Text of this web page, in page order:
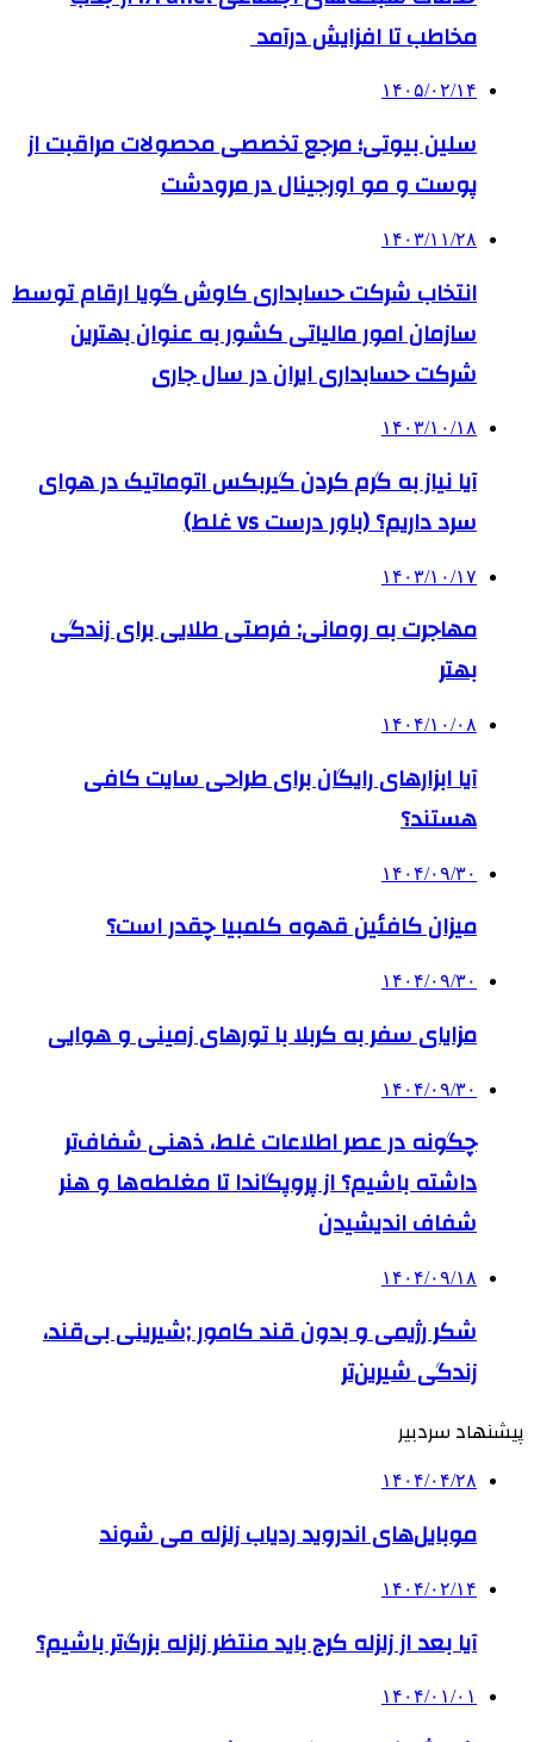
مخاطب تا افزایش درآمد
۱۴۰۵/۰۲/۱۴
سلین بیوتی؛ مرجع تخصصی محصولات مراقبت از
پوست و مو اورجینال در مرودشت
۱۴۰۳/۱۱/۲۸
انتخاب شرکت حسابداری کاوش گویا ارقام توسط
سازمان امور مالیاتی کشور به عنوان بهترین
شرکت حسابداری ایران در سال جاری
۱۴۰۳/۱۰/۱۸
آیا نیاز به گرم کردن گیربکس اتوماتیک در هوای
سرد داریم؟ (باور درست vs غلط)
۱۴۰۳/۱۰/۱۷
مهاجرت به رومانی: فرصتی طلایی برای زندگی
بهتر
۱۴۰۴/۱۰/۰۸
آیا ابزارهای رایگان برای طراحی سایت کافی
هستند؟
۱۴۰۴/۰۹/۳۰
میزان کافئین قهوه کلمبیا چقدر است؟
۱۴۰۴/۰۹/۳۰
مزایای سفر به کربلا با تورهای زمینی و هوایی
۱۴۰۴/۰۹/۳۰
چگونه در عصر اطلاعات غلط، ذهنی شفاف‌تر
داشته باشیم؟ از پروپگاندا تا مغلطه‌ها و هنر
شفاف اندیشیدن
۱۴۰۴/۰۹/۱۸
شکر رژیمی و بدون قند کامور ;شیرینی بی‌قند،
زندگی شیرین‌تر
پیشنهاد سردبیر
۱۴۰۴/۰۴/۲۸
موبایل‌های اندروید ردیاب زلزله می شوند
۱۴۰۴/۰۲/۱۴
آیا بعد از زلزله کرج باید منتظر زلزله بزرگ‌تر باشیم؟
۱۴۰۴/۰۱/۰۱